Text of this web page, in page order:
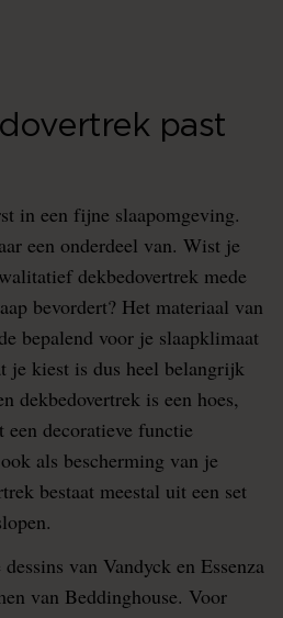
past
in een fijne slaapomgeving.
een onderdeel van. Wist je
dekbedovertrek mede
bevordert? Het materiaal van
bepalend voor je slaapklimaat
je kiest is dus heel belangrijk
dekbedovertrek is een hoes,
een decoratieve functie
als bescherming van je
bestaat meestal uit een set
van Vandyck en Essenza
van Beddinghouse. Voor